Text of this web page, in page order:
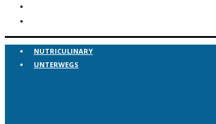
NUTRICULINARY
UNTERWEGS